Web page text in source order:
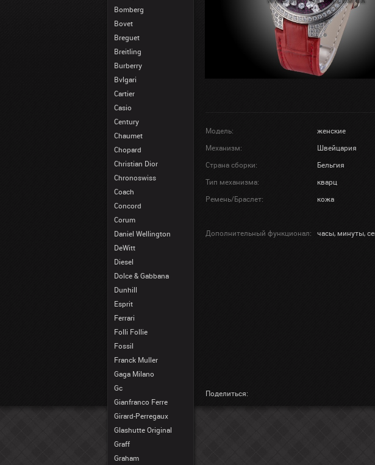
Bomberg
Bovet
Breguet
Breitling
Burberry
Bvlgari
Cartier
Casio
Century
Chaumet
Chopard
Christian Dior
Chronoswiss
Coach
Concord
Corum
Daniel Wellington
DeWitt
Diesel
Dolce & Gabbana
Dunhill
Esprit
Ferrari
Folli Follie
Fossil
Franck Muller
Gaga Milano
Gc
Gianfranco Ferre
Girard-Perregaux
Glashutte Original
Graff
Graham
Модель: женские
Механизм:
Швейцария
Страна сборки:
Бельгия
Тип механизма:
кварц
Ремень/Браслет:
кожа
Дополнительный функционал:
часы, минуты,
Поделиться: